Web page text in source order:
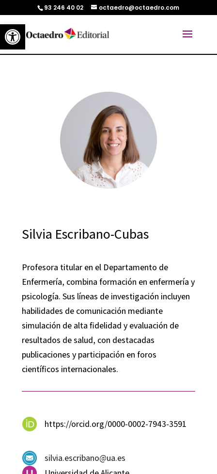
Abrir barra de herramientas
93 246 40 02 octaedro@octaedro.com
Silvia Escribano-Cubas
Profesora titular en el Departamento de
Enfermería, combina formación en enfermería y
psicología. Sus líneas de investigación incluyen
habilidades de comunicación mediante
simulación de alta fidelidad y evaluación de
resultados de salud, con destacadas
publicaciones y participación en foros
científicos internacionales.
https://orcid.org/0000-0002-7943-3591
silvia.escribano@ua.es